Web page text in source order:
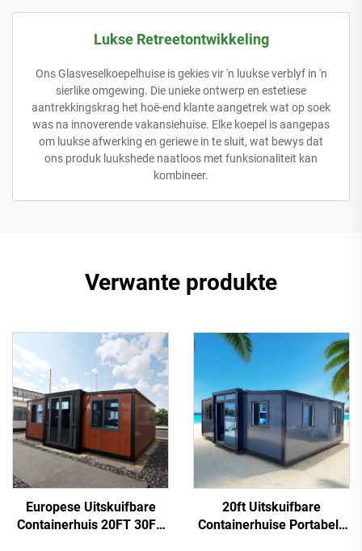
Lukse Retreetontwikkeling
Ons Glasveselkoepelhuise is gekies vir 'n luukse verblyf in 'n
sierlike omgewing. Die unieke ontwerp en estetiese
aantrekkingskrag het hoë-end klante aangetrek wat op soek
was na innoverende vakansiehuise. Elke koepel is aangepas
om luukse afwerking en geriewe in te sluit, wat bewys dat
ons produk luukshede naatloos met funksionaliteit kan
kombineer.
Verwante produkte
Europese Uitskuifbare
Containerhuis 20FT 30FT
20ft Uitskuifbare
Containerhuise Portabele